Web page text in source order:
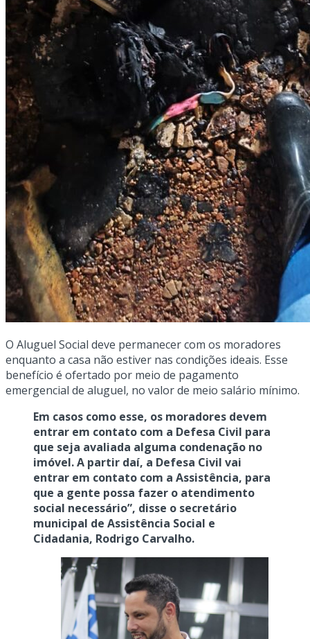
O Aluguel Social deve permanecer com os moradores
enquanto a casa não estiver nas condições ideais. Esse
benefício é ofertado por meio de pagamento
emergencial de aluguel, no valor de meio salário mínimo.
Em casos como esse, os moradores devem
entrar em contato com a Defesa Civil para
que seja avaliada alguma condenação no
imóvel. A partir daí, a Defesa Civil vai
entrar em contato com a Assistência, para
que a gente possa fazer o atendimento
social necessário”, disse o secretário
municipal de Assistência Social e
Cidadania, Rodrigo Carvalho.